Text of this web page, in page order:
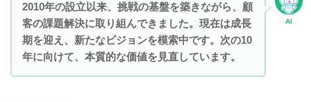
AI
2010年の設立以来、挑戦の基盤を築きながら、顧
客の課題解決に取り組んできました。現在は成長
期を迎え、新たなビジョンを模索中です。次の10
年に向けて、本質的な価値を見直しています。